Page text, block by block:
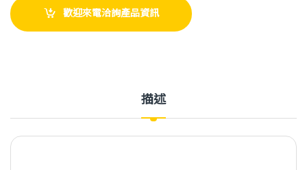
歡迎來電洽詢產品資訊
描述